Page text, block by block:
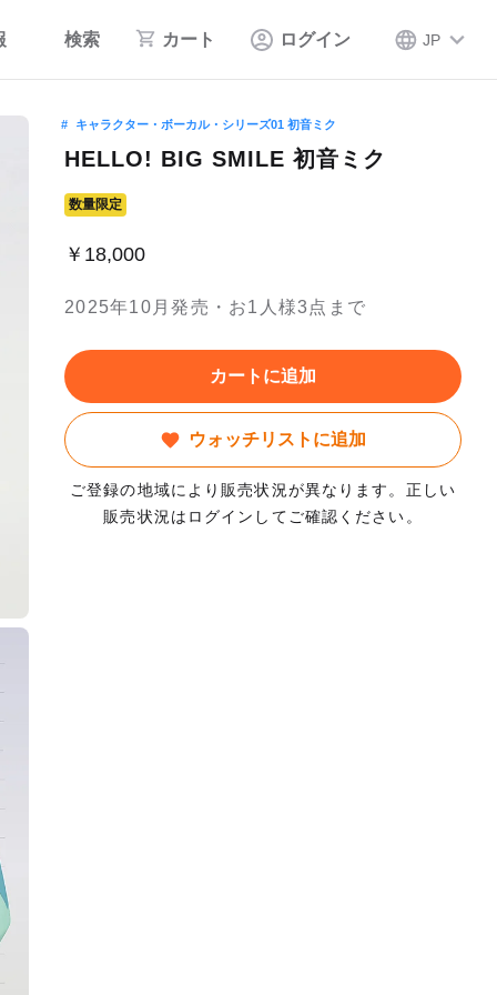
検索 カート ログイン JP
キャラクター・ボーカル・シリーズ01 初音ミク
HELLO! BIG SMILE 初音ミク
数量限定
￥18,000
2025年10月発売・お1人様3点まで
カートに追加
ウォッチリストに追加
ご登録の地域により販売状況が異なります。正しい
販売状況はログインしてご確認ください。